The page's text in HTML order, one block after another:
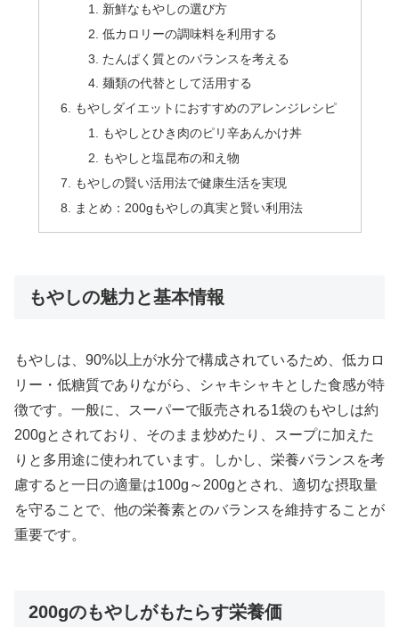
新鮮なもやしの選び方
低カロリーの調味料を利用する
たんぱく質とのバランスを考える
麺類の代替として活用する
もやしダイエットにおすすめのアレンジレシピ
もやしとひき肉のピリ辛あんかけ丼
もやしと塩昆布の和え物
もやしの賢い活用法で健康生活を実現
まとめ：200gもやしの真実と賢い利用法
もやしの魅力と基本情報
もやしは、90%以上が水分で構成されているため、低カロ
リー・低糖質でありながら、シャキシャキとした食感が特
徴です。一般に、スーパーで販売される1袋のもやしは約
200gとされており、そのまま炒めたり、スープに加えた
りと多用途に使われています。しかし、栄養バランスを考
慮すると一日の適量は100g～200gとされ、適切な摂取量
を守ることで、他の栄養素とのバランスを維持することが
重要です。
200gのもやしがもたらす栄養価